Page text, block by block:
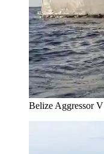
Belize Aggressor V